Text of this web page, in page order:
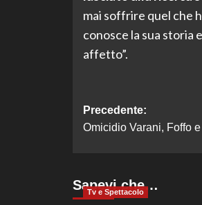
mai soffrire quel che
conosce la sua storia
affetto”.
Navigazione
articolo
Precedente:
Omicidio Varani, Foffo
Sapevi che…
Tv e Spettacolo